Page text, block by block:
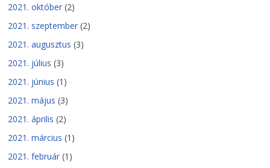
2021. október (2)
2021. szeptember (2)
2021. augusztus (3)
2021. július (3)
2021. június (1)
2021. május (3)
2021. április (2)
2021. március (1)
2021. február (1)